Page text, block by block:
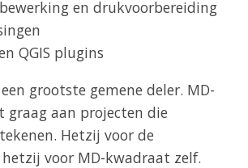
en drukvoorbereiding
QGIS plugins
grootste gemene deler. MD-
graag aan projecten die
Hetzij voor de
voor MD-kwadraat zelf.